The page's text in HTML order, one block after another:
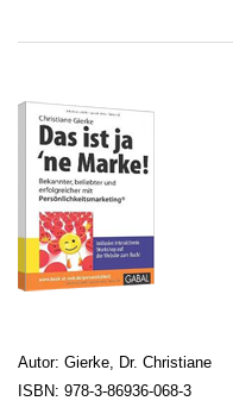
Autor: Gierke, Dr. Christiane
ISBN: 978-3-86936-068-3